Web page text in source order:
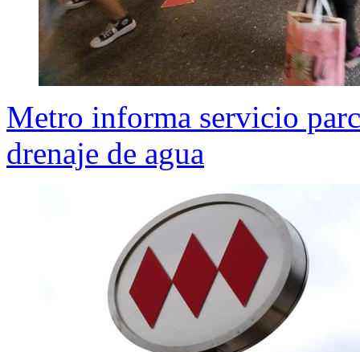
Metro informa servicio
drenaje de agua